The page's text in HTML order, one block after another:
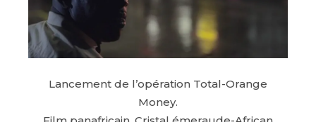
Lancement de l’opération Total-Orange
Money.